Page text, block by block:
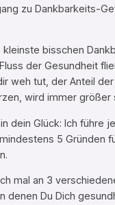
zu Dankbarkeits-
bisschen
der Gesundheit
weh tut, der Anteil
wird immer größer
dein Glück: Ich führe
5 Gründen
mal an 3
denen Du Dich